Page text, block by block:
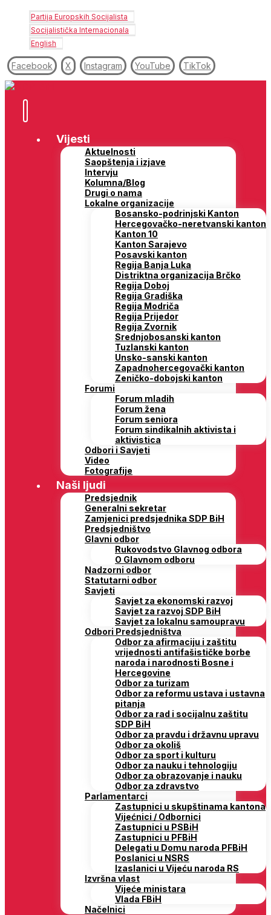
Partija Europskih Socijalista
Socijalistička Internacionala
English
Facebook X Instagram YouTube TikTok
Vijesti
Aktuelnosti
Saopštenja i izjave
Intervju
Kolumna/Blog
Drugi o nama
Lokalne organizacije
Bosansko-podrinjski Kanton
Hercegovačko-neretvanski kanton
Kanton 10
Kanton Sarajevo
Posavski kanton
Regija Banja Luka
Distriktna organizacija Brčko
Regija Doboj
Regija Gradiška
Regija Modriča
Regija Prijedor
Regija Zvornik
Srednjobosanski kanton
Tuzlanski kanton
Unsko-sanski kanton
Zapadnohercegovački kanton
Zeničko-dobojski kanton
Forumi
Forum mladih
Forum žena
Forum seniora
Forum sindikalnih aktivista i
aktivistica
Odbori i Savjeti
Video
Fotografije
Naši ljudi
Predsjednik
Generalni sekretar
Zamjenici predsjednika SDP BiH
Predsjedništvo
Glavni odbor
Rukovodstvo Glavnog odbora
O Glavnom odboru
Nadzorni odbor
Statutarni odbor
Savjeti
Savjet za ekonomski razvoj
Savjet za razvoj SDP BiH
Savjet za lokalnu samoupravu
Odbori Predsjedništva
Odbor za afirmaciju i zaštitu
vrijednosti antifašističke borbe
naroda i narodnosti Bosne i
Hercegovine
Odbor za turizam
Odbor za reformu ustava i ustavna
pitanja
Odbor za rad i socijalnu zaštitu
SDP BiH
Odbor za pravdu i državnu upravu
Odbor za okoliš
Odbor za sport i kulturu
Odbor za nauku i tehnologiju
Odbor za obrazovanje i nauku
Odbor za zdravstvo
Parlamentarci
Zastupnici u skupštinama kantona
Vijećnici / Odbornici
Zastupnici u PSBiH
Zastupnici u PFBiH
Delegati u Domu naroda PFBiH
Poslanici u NSRS
Izaslanici u Vijeću naroda RS
Izvršna vlast
Vijeće ministara
Vlada FBiH
Načelnici